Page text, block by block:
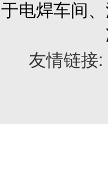
电焊车间
友情链接: